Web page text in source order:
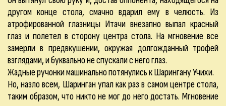
другом конце стола, смачно вдарил ему в челюсть. Из
атрофированной глазницы Итачи внезапно выпал красный
глаз и полетел в сторону центра стола. На мгновение все
замерли в предвкушении, окружая долгожданный трофей
взглядами, и буквально не спускали с него глаз.
Жадные ручонки машинально потянулись к Шарингану Учихи.
Но, назло всем, Шаринган упал как раз в самом центре стола,
таким образом, что никто не мог до него достать. Мгновение